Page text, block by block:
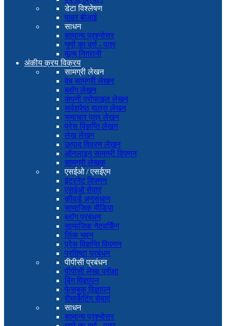
डेटा विश्लेषण
पावर बीआई
साधन
सामान्य प्रश्नोत्तर
गुणों का वर्ण - पत्र
मूल्य निगरानी
अंकीय क्रय विक्रय
सामग्री लेखन
वेब सामग्री लेखन
ब्लॉग लेखन
कंपनी प्रोफाइल लेखन
सर्वश्रेष्ठ यात्रा लेखन
समाचार पत्र लेखन
प्रेस विज्ञप्ति लेखन
लेख लेखन
उत्पाद विवरण लेखन
ऑनलाइन सामग्री विपणन
सामग्री लेखक
एसईओ / एसईएम
इंटरनेट विपणन
एसईओ सेवाएं
कीवर्ड अनुसंधान
सामाजिक मीडिया
ब्लॉग प्रबंधन
सामाजिक नेटवर्किंग
लिंक भवन
प्रेस विज्ञप्ति विपणन
प्रतिष्ठा प्रबंधन
पीपीसी प्रबंधन
पीपीसी लेखा परीक्षा
बिंग विज्ञापन
फेसबुक विज्ञापन
रीमार्केटिंग सेवाएं
साधन
सामान्य प्रश्नोत्तर